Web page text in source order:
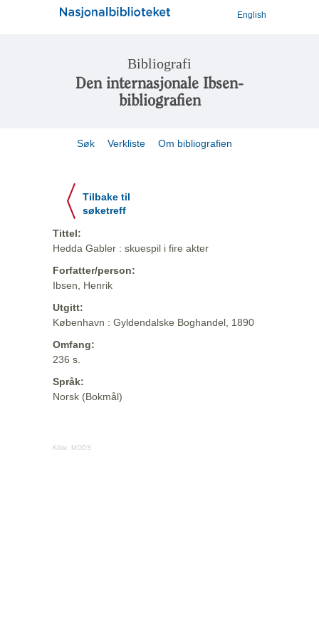
English
Bibliografi
Den internasjonale Ibsen-
bibliografien
Søk Verkliste Om bibliografien
Tilbake til
søketreff
Tittel:
Hedda Gabler : skuespil i fire akter
Forfatter/person:
Ibsen, Henrik
Utgitt:
København : Gyldendalske Boghandel, 1890
Omfang:
236 s.
Språk:
Norsk (Bokmål)
Kilde: MODS